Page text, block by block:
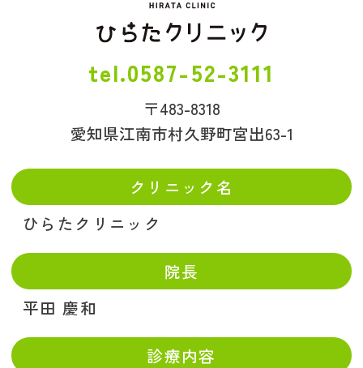
0587-52-3111
〒483-8318
愛知県江南市村久野町宮出63-1
クリニック名
ひらたクリニック
院長
平田 慶和
診療内容